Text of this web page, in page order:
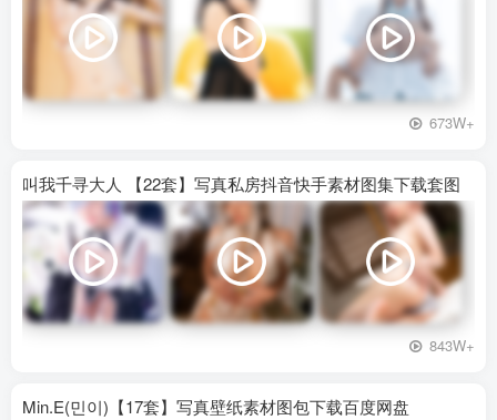
673W+
叫我千寻大人 【22套】写真私房抖音快手素材图集下载套图
843W+
Min.E(민이)【17套】写真壁纸素材图包下载百度网盘